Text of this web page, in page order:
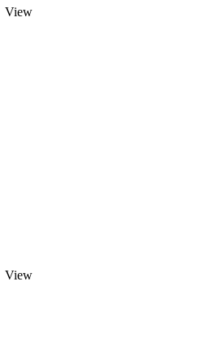
View
View